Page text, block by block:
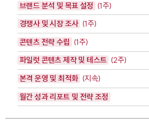
브랜드 분석 및 목표 설정 (1주)
경쟁사 및 시장 조사 (1주)
콘텐츠 전략 수립 (1주)
파일럿 콘텐츠 제작 및 테스트 (2주)
본격 운영 및 최적화 (지속)
월간 성과 리포트 및 전략 조정